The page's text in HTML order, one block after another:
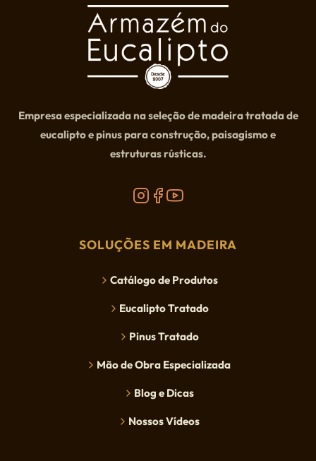
Empresa especializada na seleção de madeira tratada de
eucalipto e pinus para construção, paisagismo e
estruturas rústicas.
SOLUÇÕES EM MADEIRA
Catálogo de Produtos
Eucalipto Tratado
Pinus Tratado
Mão de Obra Especializada
Blog e Dicas
Nossos Vídeos